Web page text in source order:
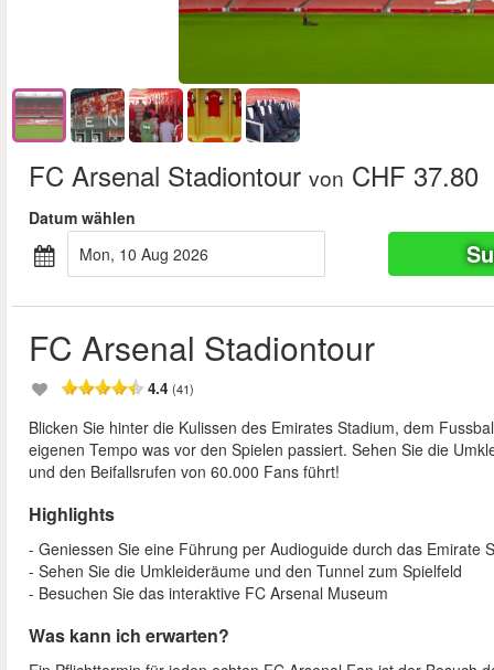
FC Arsenal Stadiontour von CHF 37.80
Datum wählen
Mon, 10 Aug 2026
FC Arsenal Stadiontour
4.4 (41)
Blicken Sie hinter die Kulissen des Emirates Stadium, dem
eigenen Tempo was vor den Spielen passiert. Sehen Sie die
und den Beifallsrufen von 60.000 Fans führt!
Highlights
- Geniessen Sie eine Führung per Audioguide durch das Emirate
- Sehen Sie die Umkleideräume und den Tunnel zum Spielfeld
- Besuchen Sie das interaktive FC Arsenal Museum
Was kann ich erwarten?